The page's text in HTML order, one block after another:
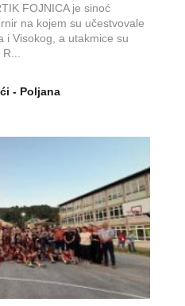
FOJNICA je sinoć
na kojem su učestvovale
i Visokog, a utakmice su
- Poljana